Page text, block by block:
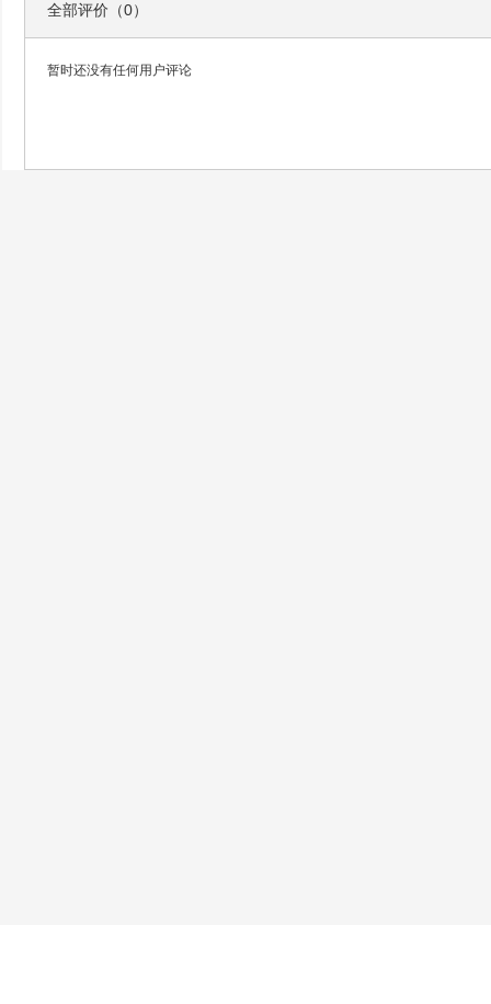
全部评价（0）
暂时还没有任何用户评论